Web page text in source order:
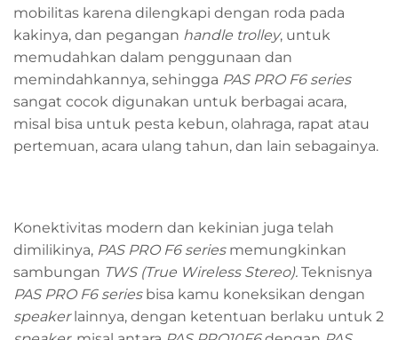
mobilitas karena dilengkapi dengan roda pada
kakinya, dan pegangan handle trolley, untuk
memudahkan dalam penggunaan dan
memindahkannya, sehingga PAS PRO F6 series
sangat cocok digunakan untuk berbagai acara,
misal bisa untuk pesta kebun, olahraga, rapat atau
pertemuan, acara ulang tahun, dan lain sebagainya.
Konektivitas modern dan kekinian juga telah
dimilikinya, PAS PRO F6 seriesmemungkinkan
sambungan TWS (True Wireless Stereo). Teknisnya
PAS PRO F6 seriesbisa kamu koneksikan dengan
speakerlainnya, dengan ketentuan berlaku untuk 2